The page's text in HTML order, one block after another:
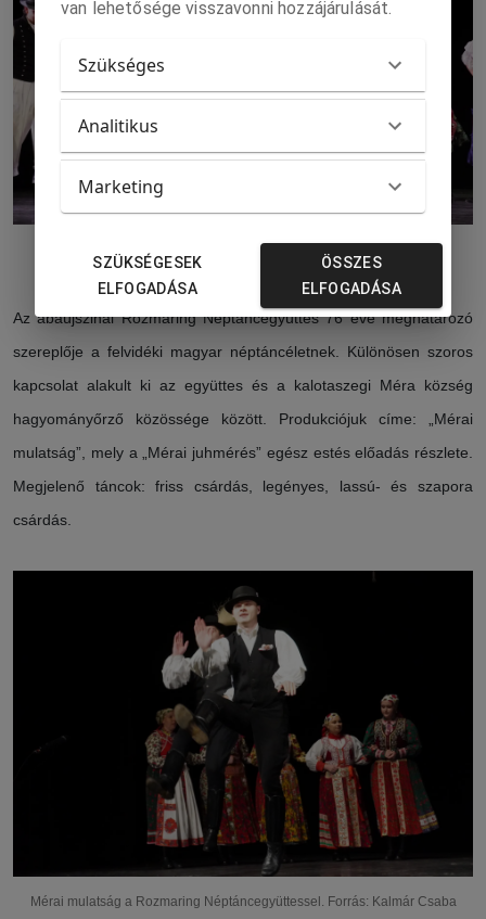
Varbói mulatság a Komárom Táncegyüttessel. Forrás: Kalmár Csaba
Az abaújszinai Rozmaring Néptáncegyüttes 76 éve meghatározó
szereplője a felvidéki magyar néptáncéletnek. Különösen szoros
kapcsolat alakult ki az együttes és a kalotaszegi Méra község
hagyományőrző közössége között. Produkciójuk címe: „Mérai
mulatság”, mely a „Mérai juhmérés” egész estés előadás részlete.
Megjelenő táncok: friss csárdás, legényes, lassú- és szapora
csárdás.
Mérai mulatság a Rozmaring Néptáncegyüttessel. Forrás: Kalmár Csaba
van lehetősége visszavonni hozzájárulását.
Szükséges
Analitikus
Marketing
SZÜKSÉGESEK
ELFOGADÁSA
ÖSSZES
ELFOGADÁSA